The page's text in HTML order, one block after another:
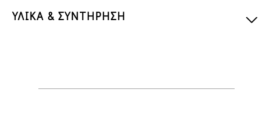
ΥΛΙΚΑ & ΣΥΝΤΗΡΗΣΗ